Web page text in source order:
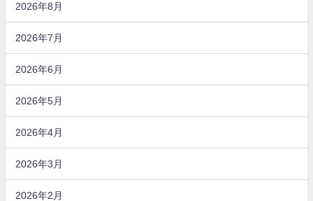
2026年8月
2026年7月
2026年6月
2026年5月
2026年4月
2026年3月
2026年2月